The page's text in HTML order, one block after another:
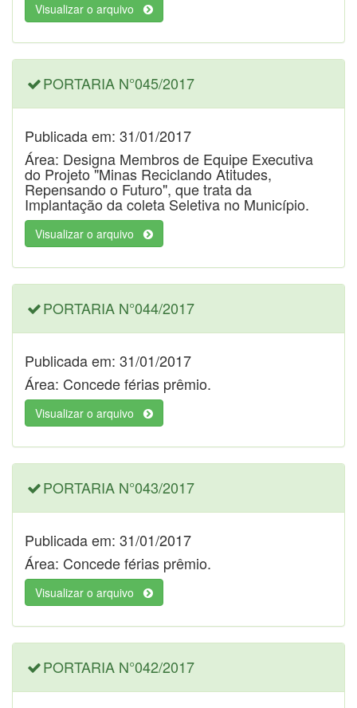
Visualizar o arquivo
PORTARIA N°045/2017
Publicada em: 31/01/2017
Área: Designa Membros de Equipe Executiva
do Projeto "Minas Reciclando Atitudes,
Repensando o Futuro", que trata da
Implantação da coleta Seletiva no Município.
Visualizar o arquivo
PORTARIA N°044/2017
Publicada em: 31/01/2017
Área: Concede férias prêmio.
Visualizar o arquivo
PORTARIA N°043/2017
Publicada em: 31/01/2017
Área: Concede férias prêmio.
Visualizar o arquivo
PORTARIA N°042/2017